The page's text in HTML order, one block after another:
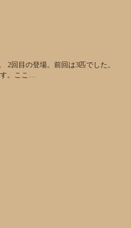
2回目の登場。前回は3匹でした。
。ここ…